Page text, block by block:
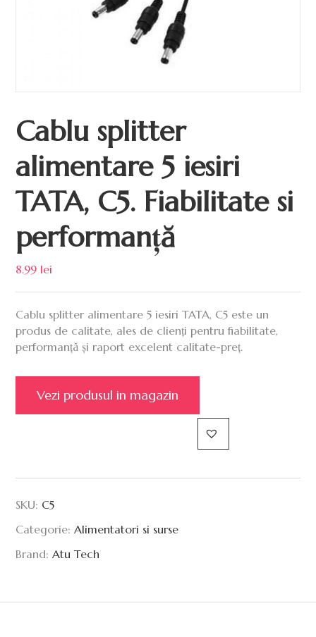
Cablu splitter
alimentare 5 iesiri
TATA, C5. Fiabilitate si
performanță
8.99 lei
Cablu splitter alimentare 5 iesiri TATA, C5 este un
produs de calitate, ales de clienți pentru fiabilitate,
performanță și raport excelent calitate-preț.
Vezi produsul in magazin
SKU: C5
Categorie:Alimentatori si surse
Brand:Atu Tech